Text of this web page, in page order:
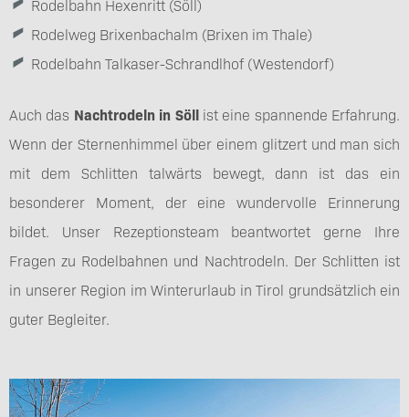
Rodelbahn Hexenritt (Söll)
Rodelweg Brixenbachalm (Brixen im Thale)
Rodelbahn Talkaser-Schrandlhof (Westendorf)
Auch das Nachtrodeln in Söllist eine spannende Erfahrung.
Wenn der Sternenhimmel über einem glitzert und man sich
mit dem Schlitten talwärts bewegt, dann ist das ein
besonderer Moment, der eine wundervolle Erinnerung
bildet. Unser Rezeptionsteam beantwortet gerne Ihre
Fragen zu Rodelbahnen und Nachtrodeln. Der Schlitten ist
in unserer Region im Winterurlaub in Tirol grundsätzlich ein
guter Begleiter.